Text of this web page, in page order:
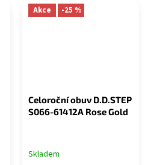
Akce -25 %
Celoroční obuv D.D.STEP
S066-61412A Rose Gold
Skladem